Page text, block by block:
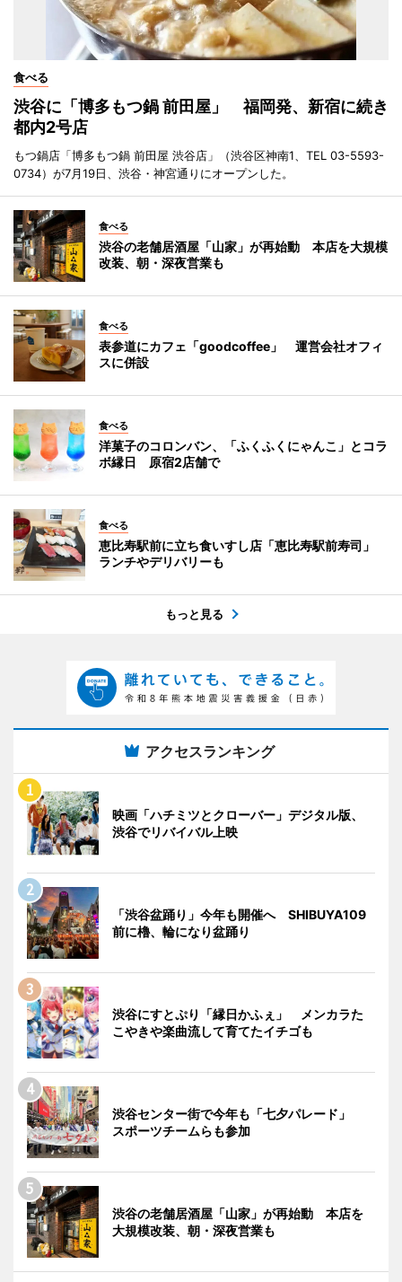
食べる
渋谷に「博多もつ鍋 前田屋」 福岡発、新宿に続き
都内2号店
もつ鍋店「博多もつ鍋 前田屋 渋谷店」（渋谷区神南1、TEL 03-5593-
0734）が7月19日、渋谷・神宮通りにオープンした。
食べる
渋谷の老舗居酒屋「山家」が再始動 本店を大規模
改装、朝・深夜営業も
食べる
表参道にカフェ「goodcoffee」 運営会社オフィ
スに併設
食べる
洋菓子のコロンバン、「ふくふくにゃんこ」とコラ
ボ縁日 原宿2店舗で
食べる
恵比寿駅前に立ち食いすし店「恵比寿駅前寿司」
ランチやデリバリーも
もっと見る
アクセスランキング
映画「ハチミツとクローバー」デジタル版、
渋谷でリバイバル上映
「渋谷盆踊り」今年も開催へ SHIBUYA109
前に櫓、輪になり盆踊り
渋谷にすとぷり「縁日かふぇ」 メンカラた
こやきや楽曲流して育てたイチゴも
渋谷センター街で今年も「七夕パレード」
スポーツチームらも参加
渋谷の老舗居酒屋「山家」が再始動 本店を
大規模改装、朝・深夜営業も